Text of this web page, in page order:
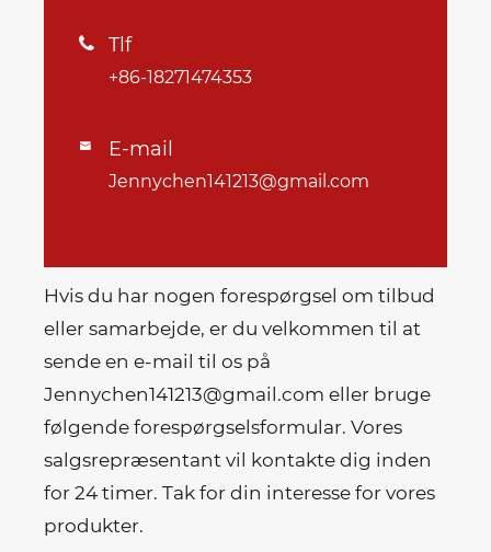
 Tlf
+86-18271474353
 E-mail
Jennychen141213@gmail.com
Hvis du har nogen forespørgsel om tilbud
eller samarbejde, er du velkommen til at
sende en e-mail til os på
Jennychen141213@gmail.com eller bruge
følgende forespørgselsformular. Vores
salgsrepræsentant vil kontakte dig inden
for 24 timer. Tak for din interesse for vores
produkter.